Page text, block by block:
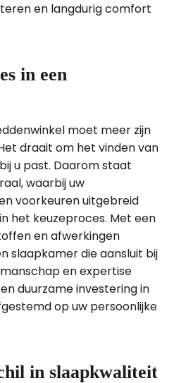
en langdurig comfort
in een
moet meer zijn
draait om het vinden van
u past. Daarom staat
waarbij uw
voorkeuren uitgebreid
het keuzeproces. Met een
en afwerkingen
slaapkamer die aansluit bij
en expertise
duurzame investering in
op uw persoonlijke
in slaapkwaliteit